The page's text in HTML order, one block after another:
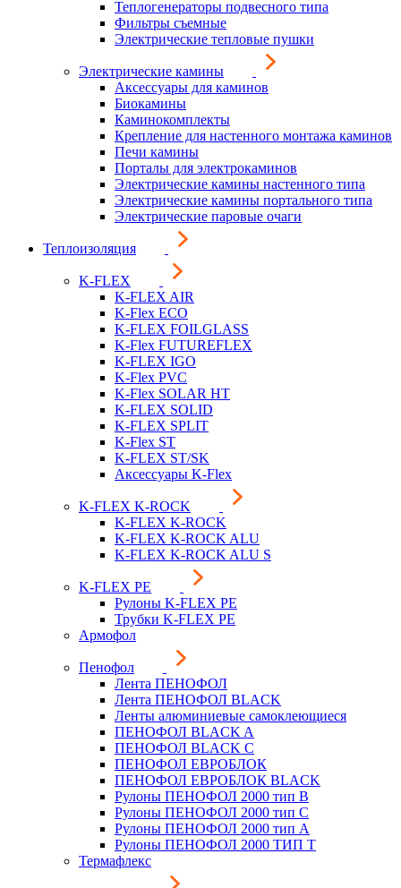
Теплогенераторы подвесного типа
Фильтры съемные
Электрические тепловые пушки
Электрические камины
Аксессуары для каминов
Биокамины
Каминокомплекты
Крепление для настенного монтажа каминов
Печи камины
Порталы для электрокаминов
Электрические камины настенного типа
Электрические камины портального типа
Электрические паровые очаги
Теплоизоляция
K-FLEX
K-FLEX AIR
K-Flex ECO
K-FLEX FOILGLASS
K-Flex FUTUREFLEX
K-FLEX IGO
K-Flex PVC
K-Flex SOLAR HT
K-FLEX SOLID
K-FLEX SPLIT
K-Flex ST
K-FLEX ST/SK
Аксессуары K-Flex
K-FLEX K-ROCK
K-FLEX K-ROCK
K-FLEX K-ROCK ALU
K-FLEX K-ROCK ALU S
K-FLEX PE
Рулоны K-FLEX PE
Трубки K-FLEX PE
Армофол
Пенофол
Лента ПЕНОФОЛ
Лента ПЕНОФОЛ BLACK
Ленты алюминиевые самоклеющиеся
ПЕНОФОЛ BLACK A
ПЕНОФОЛ BLACK С
ПЕНОФОЛ ЕВРОБЛОК
ПЕНОФОЛ ЕВРОБЛОК BLACK
Рулоны ПЕНОФОЛ 2000 тип B
Рулоны ПЕНОФОЛ 2000 тип C
Рулоны ПЕНОФОЛ 2000 тип А
Рулоны ПЕНОФОЛ 2000 ТИП Т
Термафлекс